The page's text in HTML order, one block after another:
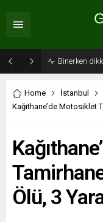
Home
İstanbul
Kağıthane’de Motosiklet
Ölü, 3